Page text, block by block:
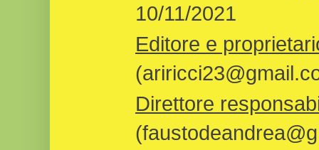
10/11/2021
Editore e
Direttore